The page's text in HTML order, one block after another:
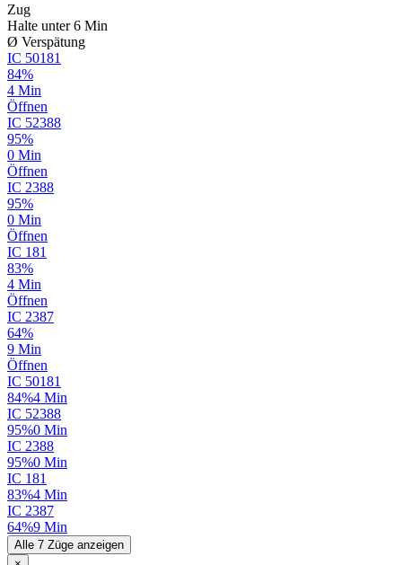
Zug
Halte unter 6 Min
Ø Verspätung
IC 50181
84%
4 Min
Öffnen
IC 52388
95%
0 Min
Öffnen
IC 2388
95%
0 Min
Öffnen
IC 181
83%
4 Min
Öffnen
IC 2387
64%
9 Min
Öffnen
IC 50181
84%4 Min
IC 52388
95%0 Min
IC 2388
95%0 Min
IC 181
83%4 Min
IC 2387
64%9 Min
Alle 7 Züge anzeigen